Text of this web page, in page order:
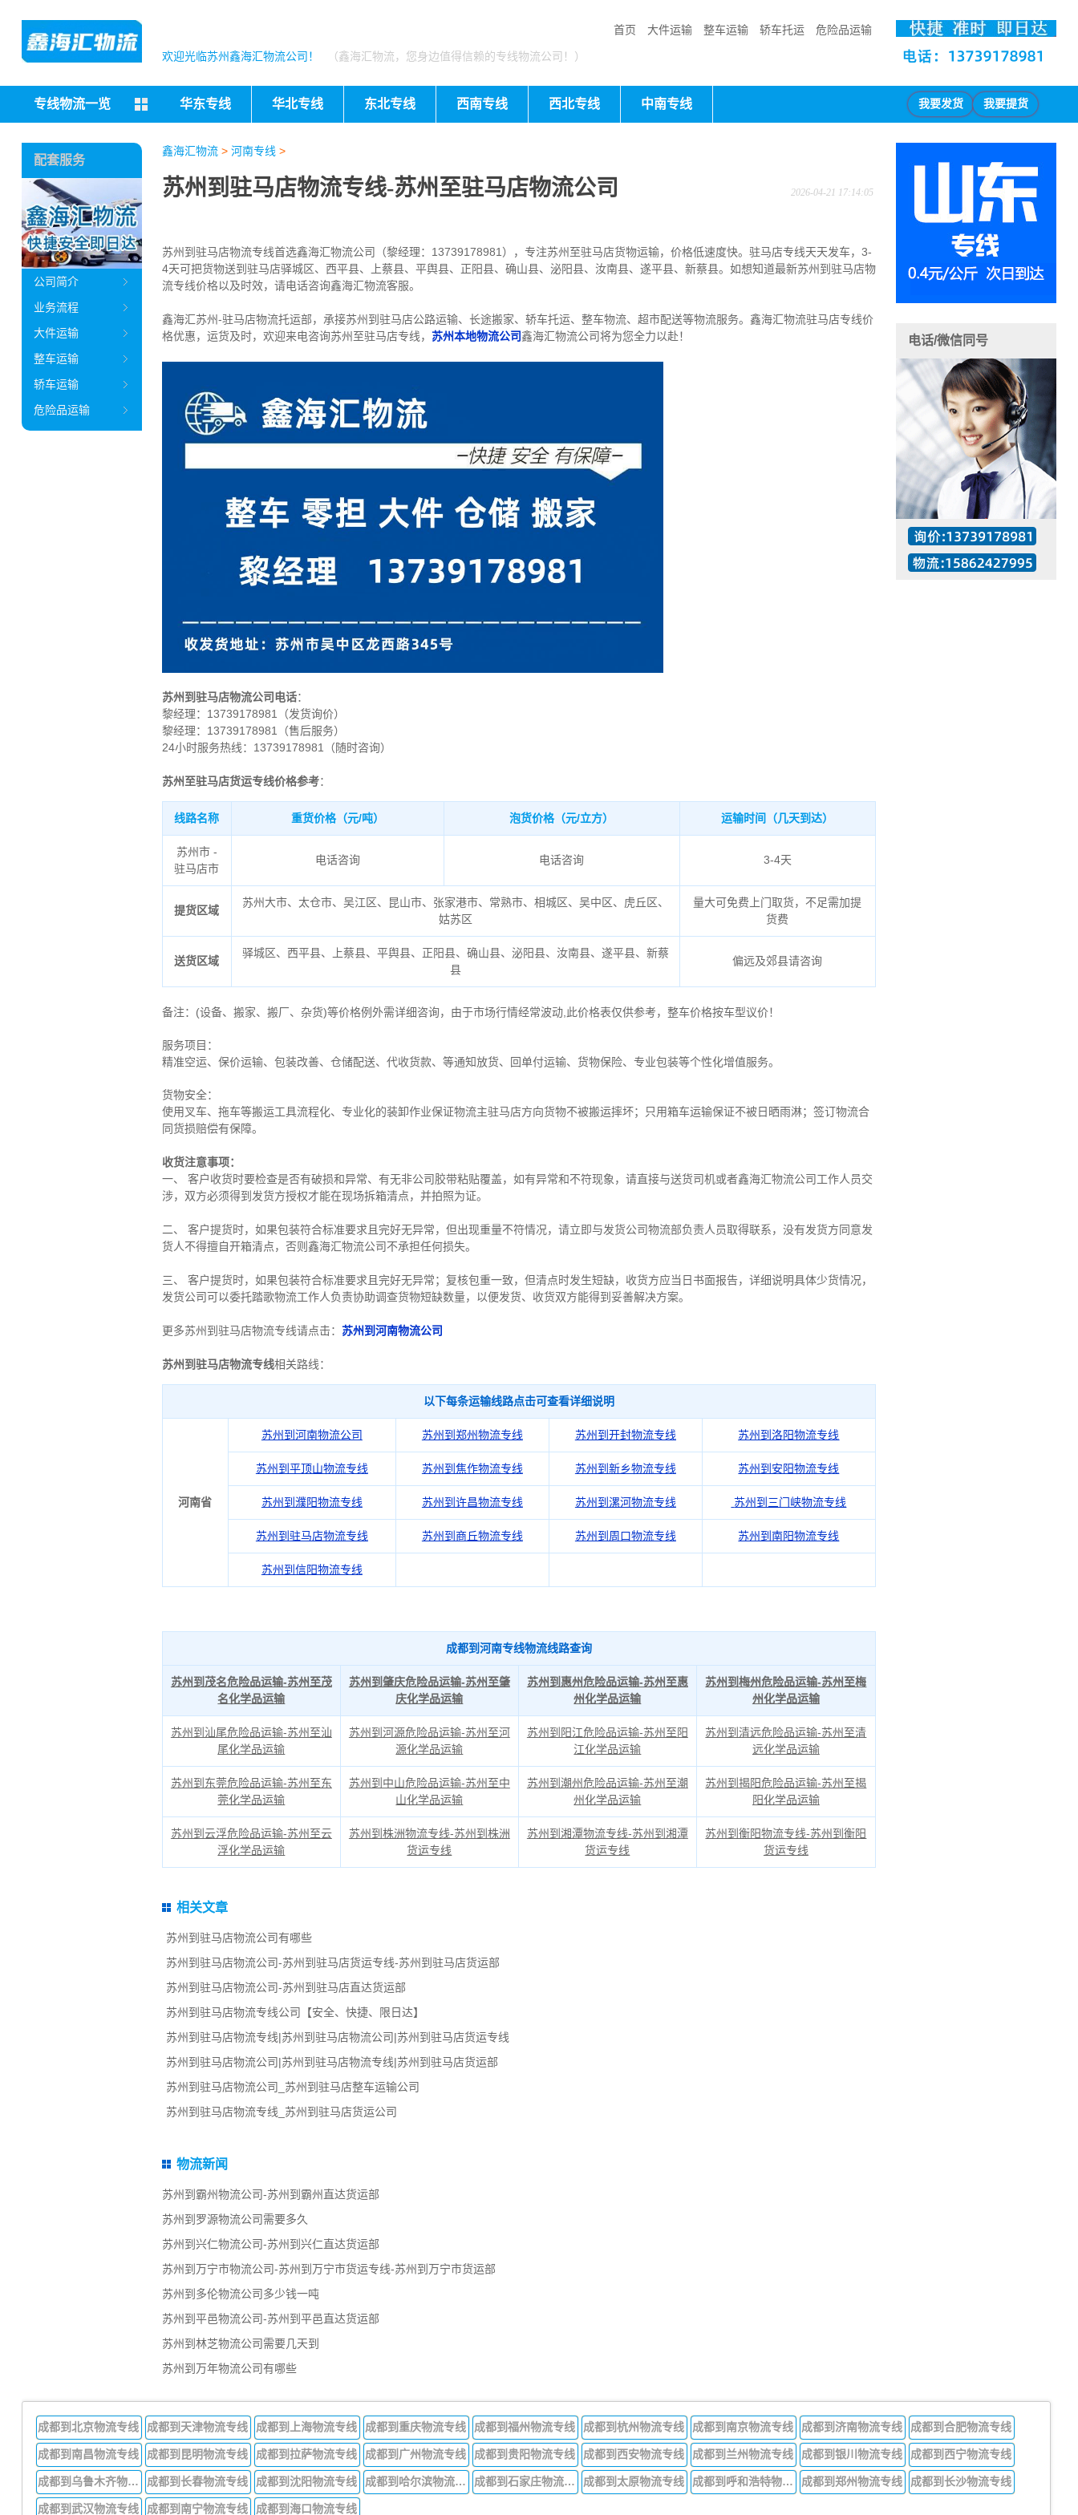
首页 大件运输 整车运输 轿车托运 危险品运输
欢迎光临苏州鑫海汇物流公司！ （鑫海汇物流，您身边值得信赖的专线物流公司！）
专线物流一览 华东专线 华北专线 东北专线 西南专线 西北专线 中南专线 我要发货 我要提货
鑫海汇物流> 河南专线 >
苏州到驻马店物流专线-苏州至驻马店物流公司 2026-04-21 17:14:05
苏州到驻马店物流专线首选鑫海汇物流公司（黎经理：13739178981），专注苏州至驻马店货物运输，价格低速度快。 驻马店专线天天发车，3-
4天可把货物送到驻马店驿城区、西平县、上蔡县、平舆县、正阳县、确山县、泌阳县、汝南县、遂平县、新蔡县。如想知道最新苏州到驻马店物
流专线价格以及时效，请电话咨询鑫海汇物流客服。
鑫海汇苏州-驻马店物流托运部， 承接苏州到驻马店公路运输、长途搬家、轿车托运、整车物流、超市配送等物流服务。 鑫海汇物流驻马店专线价
格优惠，运货及时，欢迎来电咨询苏州至驻马店专线， 苏州本地物流公司鑫海汇物流公司将为您全力以赴！
苏州到驻马店物流公司电话：
黎经理： 13739178981（发货询价）
黎经理：13739178981（售后服务）
24小时服务热线：13739178981（随时咨询）
苏州至驻马店货运专线价格参考：
线路名称 重货价格（元/吨） 泡货价格（元/立方） 运输时间（几天到达）
苏州市 -
驻马店市
电话咨询 电话咨询 3-4天
提货区域
苏州大市、太仓市、吴江区、昆山市、张家港市、常熟市、相城区、吴中区、虎丘区、
姑苏区
量大可免费上门取货，不足需加提
货费
送货区域
驿城区、西平县、上蔡县、平舆县、正阳县、确山县、泌阳县、汝南县、遂平县、新蔡
县
偏远及郊县请咨询
备注： (设备、搬家、搬厂、杂货)等价格例外需详细咨询，由于市场行情经常波动,此价格表仅供参考，整车价格按车型议价！
服务项目：
精准空运、保价运输、包装改善、仓储配送、代收货款、等通知放货、回单付运输、货物保险、专业包装等个性化增值服务。
货物安全：
使用叉车、拖车等搬运工具流程化、专业化的装卸作业保证物流主驻马店方向货物不被搬运摔坏；只用箱车运输保证不被日晒雨淋；签订物流合
同货损赔偿有保障。
收货注意事项：
一、 客户收货时要检查是否有破损和异常、有无非公司胶带粘贴覆盖，如有异常和不符现象，请直接与送货司机或者鑫海汇物流公司工作人员交
涉，双方必须得到发货方授权才能在现场拆箱清点，并拍照为证。
二、 客户提货时，如果包装符合标准要求且完好无异常，但出现重量不符情况，请立即与发货公司物流部负责人员取得联系，没有发货方同意发
货人不得擅自开箱清点，否则鑫海汇物流公司不承担任何损失。
三、 客户提货时，如果包装符合标准要求且完好无异常；复核包重一致，但清点时发生短缺，收货方应当日书面报告，详细说明具体少货情况，
发货公司可以委托踏歌物流工作人负责协助调查货物短缺数量，以便发货、收货双方能得到妥善解决方案。
更多苏州到驻马店物流专线请点击： 苏州到河南物流公司
苏州到驻马店物流专线相关路线：
以下每条运输线路点击可查看详细说明
河南省
苏州到河南物流公司 苏州到郑州物流专线 苏州到开封物流专线 苏州到洛阳物流专线
苏州到平顶山物流专线 苏州到焦作物流专线 苏州到新乡物流专线 苏州到安阳物流专线
苏州到濮阳物流专线 苏州到许昌物流专线 苏州到漯河物流专线 苏州到三门峡物流专线
苏州到驻马店物流专线 苏州到商丘物流专线 苏州到周口物流专线 苏州到南阳物流专线
苏州到信阳物流专线
成都到河南专线物流线路查询
苏州到茂名危险品运输-苏州至茂
名化学品运输
苏州到肇庆危险品运输-苏州至肇
庆化学品运输
苏州到惠州危险品运输-苏州至惠
州化学品运输
苏州到梅州危险品运输-苏州至梅
州化学品运输
苏州到汕尾危险品运输-苏州至汕
尾化学品运输
苏州到河源危险品运输-苏州至河
源化学品运输
苏州到阳江危险品运输-苏州至阳
江化学品运输
苏州到清远危险品运输-苏州至清
远化学品运输
苏州到东莞危险品运输-苏州至东
莞化学品运输
苏州到中山危险品运输-苏州至中
山化学品运输
苏州到潮州危险品运输-苏州至潮
州化学品运输
苏州到揭阳危险品运输-苏州至揭
阳化学品运输
苏州到云浮危险品运输-苏州至云
浮化学品运输
苏州到株洲物流专线-苏州到株洲
货运专线
苏州到湘潭物流专线-苏州到湘潭
货运专线
苏州到衡阳物流专线-苏州到衡阳
货运专线
相关文章
苏州到驻马店物流公司有哪些
苏州到驻马店物流公司-苏州到驻马店货运专线-苏州到驻马店货运部
苏州到驻马店物流公司-苏州到驻马店直达货运部
苏州到驻马店物流专线公司【安全、快捷、限日达】
苏州到驻马店物流专线|苏州到驻马店物流公司|苏州到驻马店货运专线
苏州到驻马店物流公司|苏州到驻马店物流专线|苏州到驻马店货运部
苏州到驻马店物流公司_苏州到驻马店整车运输公司
苏州到驻马店物流专线_苏州到驻马店货运公司
物流新闻
苏州到霸州物流公司-苏州到霸州直达货运部
苏州到罗源物流公司需要多久
苏州到兴仁物流公司-苏州到兴仁直达货运部
苏州到万宁市物流公司-苏州到万宁市货运专线-苏州到万宁市货运部
苏州到多伦物流公司多少钱一吨
苏州到平邑物流公司-苏州到平邑直达货运部
苏州到林芝物流公司需要几天到
苏州到万年物流公司有哪些
配套服务
公司简介
业务流程
大件运输
整车运输
轿车运输
危险品运输
电话/微信同号
成都到北京物流专线 成都到天津物流专线 成都到上海物流专线 成都到重庆物流专线 成都到福州物流专线 成都到杭州物流专线 成都到南京物流专线 成都到济南物流专线 成都到合肥物流专线
成都到南昌物流专线 成都到昆明物流专线 成都到拉萨物流专线 成都到广州物流专线 成都到贵阳物流专线 成都到西安物流专线 成都到兰州物流专线 成都到银川物流专线 成都到西宁物流专线
成都到乌鲁木齐物流专线 成都到长春物流专线 成都到沈阳物流专线 成都到哈尔滨物流专线 成都到石家庄物流专线 成都到太原物流专线 成都到呼和浩特物流专线 成都到郑州物流专线 成都到长沙物流专线
成都到武汉物流专线 成都到南宁物流专线 成都到海口物流专线